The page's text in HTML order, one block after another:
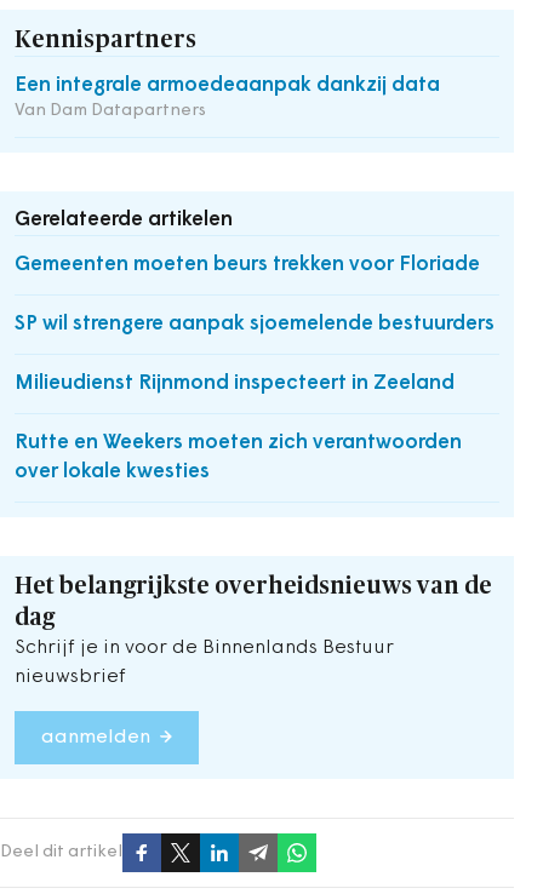
Kennispartners
Een integrale armoedeaanpak dankzij data
Van Dam Datapartners
Gerelateerde artikelen
Gemeenten moeten beurs trekken voor Floriade
SP wil strengere aanpak sjoemelende bestuurders
Milieudienst Rijnmond inspecteert in Zeeland
Rutte en Weekers moeten zich verantwoorden
over lokale kwesties
Het belangrijkste overheidsnieuws van de
dag
Schrijf je in voor de Binnenlands Bestuur
nieuwsbrief
aanmelden
Deel dit artikel